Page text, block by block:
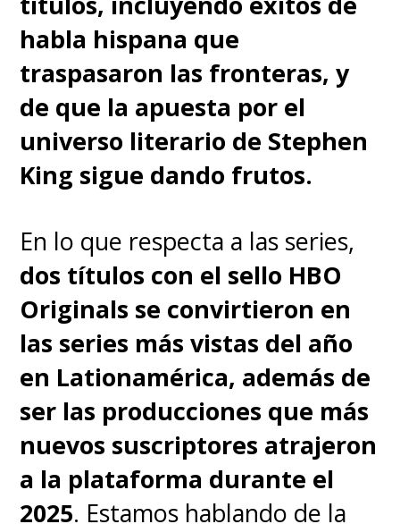
Dumbledore", que llegará en
abril de 2022 marcado por
nuevo"Gellert
Grindelwald"interpretado
porMads Mikkelsen(Hannibal,
The Hunt), quien reemplazó
a
Johnny Depp
su obligada
salida de la franquicia.
[Lea también]Especial de "Harry
Potter" confundió a Emma
Watson con Emma Roberts -
SuperGeek.cl
habla hispana que
traspasaron las fronteras, y
de que la apuesta por el
universo literario de Stephen
King sigue dando frutos.
En lo que respecta a las series,
dos títulos con el sello HBO
Originals se convirtieron en
las series más vistas del año
en Lationamérica, además de
ser las producciones que más
nuevos suscriptores atrajeron
a la plataforma durante el
2025. Estamos hablando de la